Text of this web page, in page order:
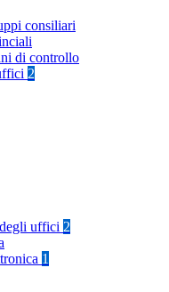
consiliari
di controllo
2
uffici 2
1